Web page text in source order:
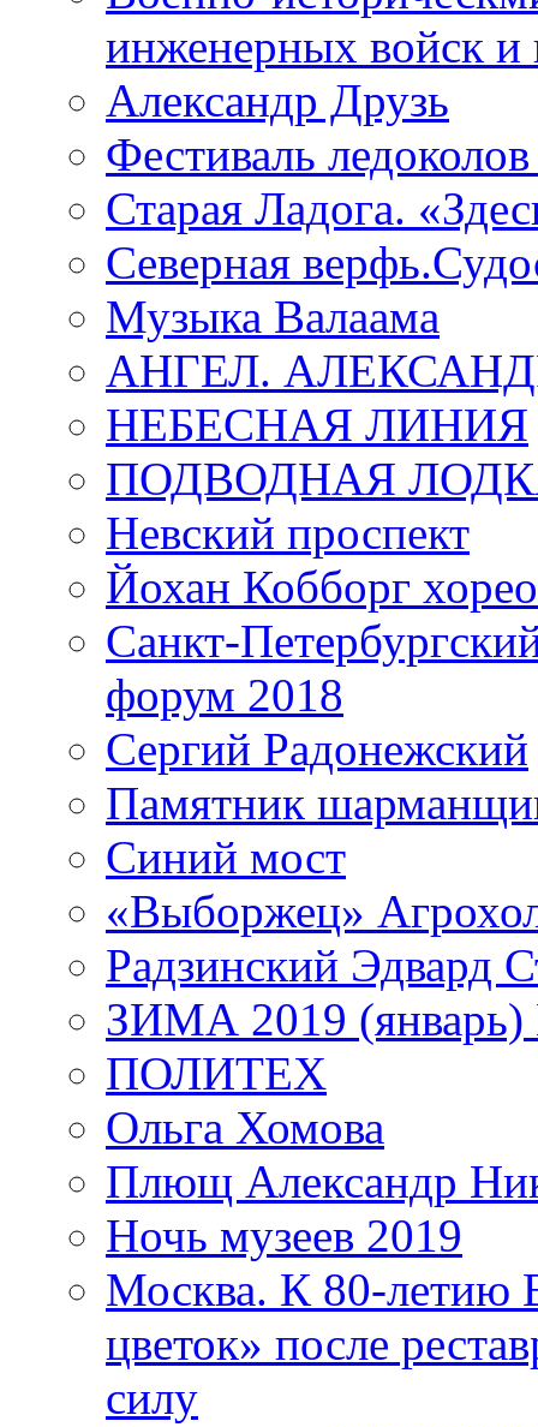
инженерных войск и
Александр Друзь
Фестиваль
Старая Ладога.
Северная
Музыка Валаама
АНГЕЛ.
НЕБЕСНАЯ ЛИНИЯ
ПОДВОДНАЯ
Невский проспект
Йохан Кобборг
Санкт-
форум 2018
Сергий Радонежский
Памятник
Синий мост
«Выборжец»
Радзинский Эдвард
ЗИМА 2019 (январь)
ПОЛИТЕХ
Ольга Хомова
Плющ Александр
Ночь музеев 2019
Москва. К 80-
цветок» после
силу